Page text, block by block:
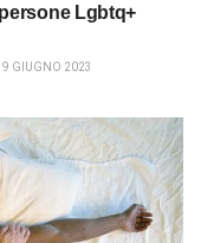
Lgbtq+
9 GIUGNO 2023